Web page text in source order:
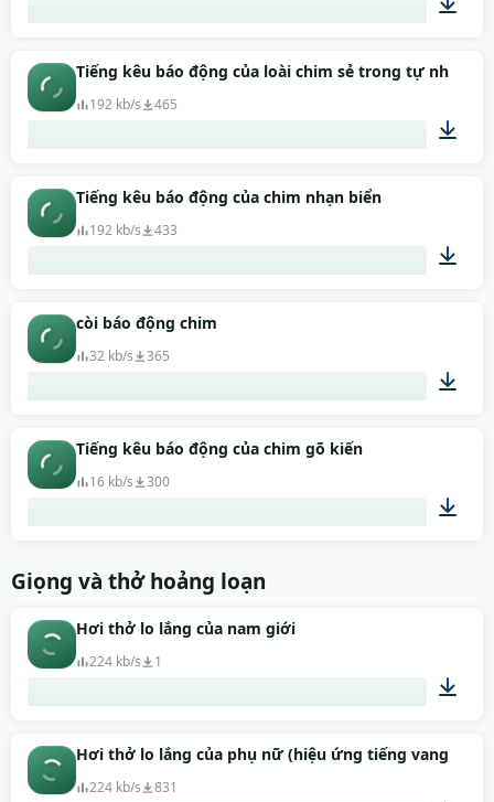
00:04
Tiếng kêu báo động của loài chim sẻ trong tự nhiên
192 kb/s 465
Tiếng kêu báo động của chim nhạn biển
192 kb/s 433
còi báo động chim
32 kb/s 365
Tiếng kêu báo động của chim gõ kiến
16 kb/s 300
Giọng và thở hoảng loạn
Hơi thở lo lắng của nam giới
224 kb/s 1
00:15
Hơi thở lo lắng của phụ nữ (hiệu ứng tiếng vang)
224 kb/s 831